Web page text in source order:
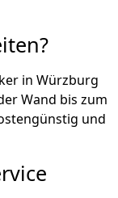
in Würzburg
Wand bis zum
und